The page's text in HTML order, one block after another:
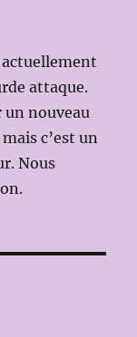
attaque.
un nouveau
c’est un
Nous